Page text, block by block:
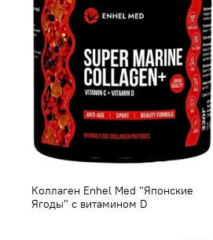
Коллаген Enhel Med "Японские
Ягоды" с витамином D